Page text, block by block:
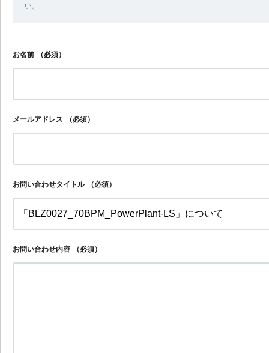
い。
お名前 （必須）
メールアドレス （必須）
お問い合わせタイトル （必須）
お問い合わせ内容 （必須）